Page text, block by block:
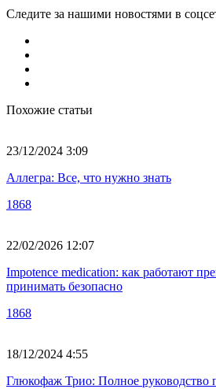
Следите за нашими новостями в
Похожие статьи
23/12/2024 3:09
Аллегра: Все, что нужно знать
1868
22/02/2026 12:07
Impotence medication: как работают
принимать безопасно
1868
18/12/2024 4:55
Глюкофаж Трио: Полное